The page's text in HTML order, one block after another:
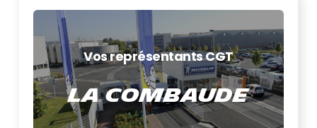
Vos représentants CGT
La COMBAUDE